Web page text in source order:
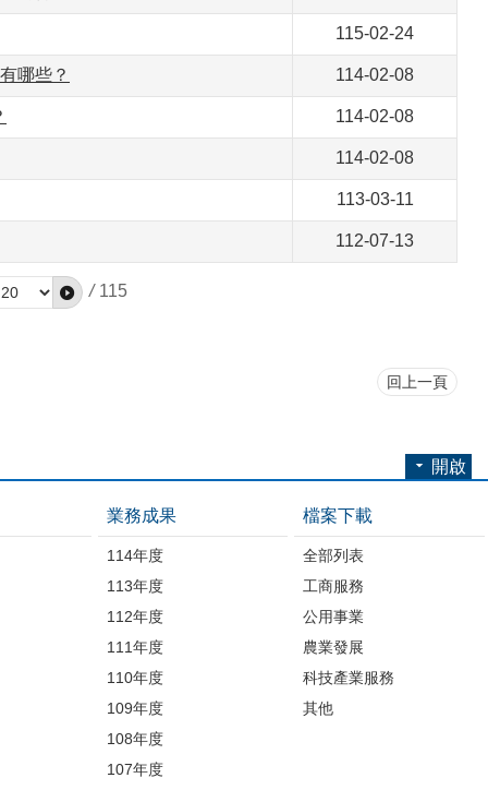
115-02-24
哪些？ 114-02-08
114-02-08
114-02-08
113-03-11
112-07-13
/ 115
回上一頁
開啟
業務成果
114年度
113年度
112年度
111年度
110年度
109年度
108年度
107年度
檔案下載
全部列表
工商服務
公用事業
農業發展
科技產業服務
其他